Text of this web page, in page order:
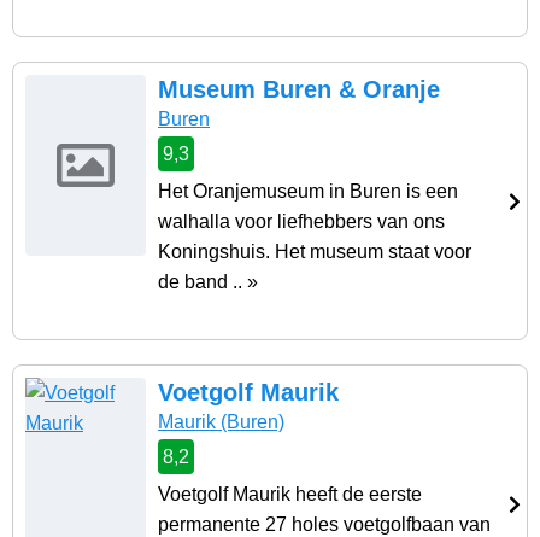
Museum Buren & Oranje
Buren
9,3
Het Oranjemuseum in Buren is een
walhalla voor liefhebbers van ons
Koningshuis. Het museum staat voor
de band .. »
Voetgolf Maurik
Maurik (Buren)
8,2
Voetgolf Maurik heeft de eerste
permanente 27 holes voetgolfbaan van